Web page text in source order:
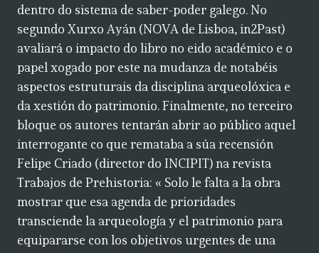
dentro do sistema de saber-poder galego. No
segundo Xurxo Ayán (NOVA de Lisboa, in2Past)
avaliará o impacto do libro no eido académico e o
papel xogado por este na mudanza de notabéis
aspectos estruturais da disciplina arqueolóxica e
da xestión do patrimonio. Finalmente, no terceiro
bloque os autores tentarán abrir ao público aquel
interrogante co que remataba a súa recensión
Felipe Criado (director do INCIPIT) na revista
Trabajos de Prehistoria: « Solo le falta a la obra
mostrar que esa agenda de prioridades
transciende la arqueología y el patrimonio para
equipararse con los objetivos urgentes de una